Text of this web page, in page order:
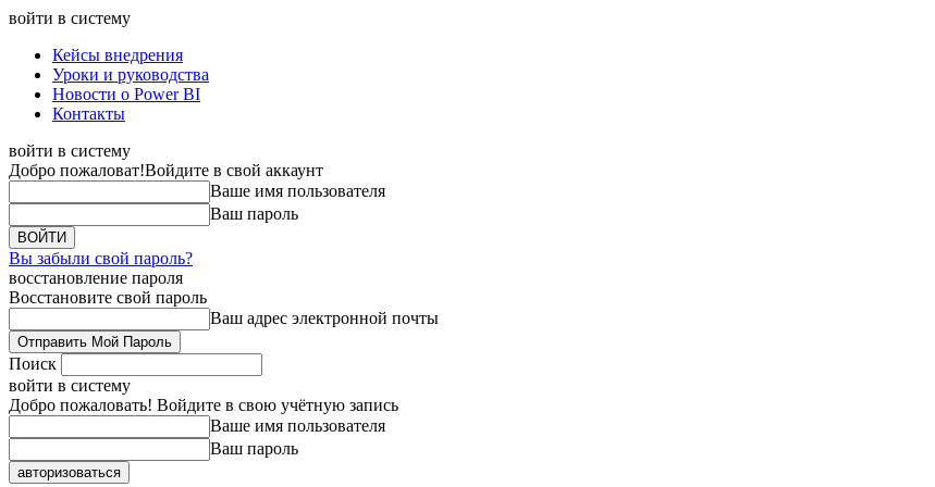
войти в систему
Кейсы внедрения
Уроки и руководства
Новости о Power BI
Контакты
войти в систему
Добро пожаловат!Войдите в свой аккаунт
Ваше имя пользователя
Ваш пароль
Вы забыли свой пароль?
восстановление пароля
Восстановите свой пароль
Ваш адрес электронной почты
Поиск
войти в систему
Добро пожаловать! Войдите в свою учётную запись
Ваше имя пользователя
Ваш пароль